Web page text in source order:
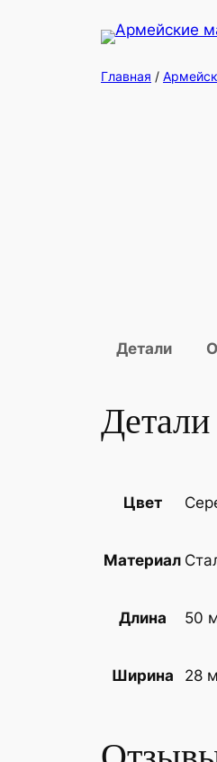
Главная /
Детали
Детали
Цвет
Материал
Длина 50
Ширина 28